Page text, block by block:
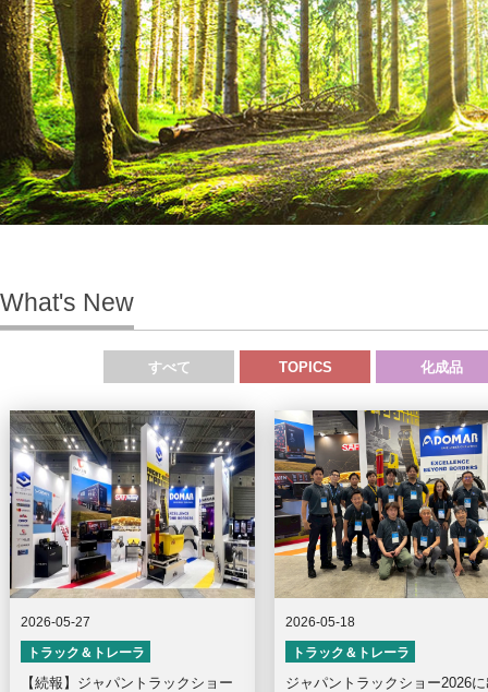
What's New
2026-05-27
トラック＆トレーラ
【続報】ジャパントラックショー
2026-05-18
トラック＆トレーラ
ジャパントラックショー2026
すべて TOPICS 化成品